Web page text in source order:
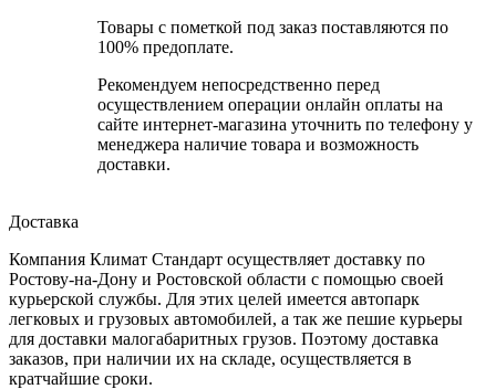
Товары с пометкой под заказ поставляются по
100% предоплате.
Рекомендуем непосредственно перед
осуществлением операции онлайн оплаты на
сайте интернет-магазина уточнить по телефону у
менеджера наличие товара и возможность
доставки.
Доставка
Компания Климат Стандарт осуществляет доставку по
Ростову-на-Дону и Ростовской области с помощью своей
курьерской службы. Для этих целей имеется автопарк
легковых и грузовых автомобилей, а так же пешие курьеры
для доставки малогабаритных грузов. Поэтому доставка
заказов, при наличии их на складе, осуществляется в
кратчайшие сроки.